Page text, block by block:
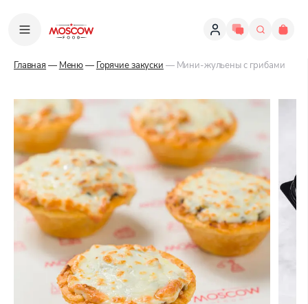
Главная — Меню— Горячие закуски — Мини-жульены с грибами